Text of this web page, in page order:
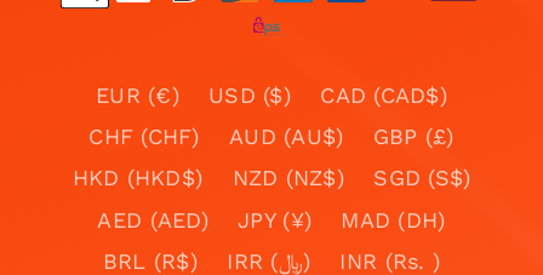
EUR (€) USD ($)
CAD (CAD$)
CHF (CHF)
AUD (AU$)
GBP (£)
HKD (HKD$)
NZD (NZ$)
SGD (S$)
AED (AED)
JPY (¥)
MAD (DH)
BRL (R$)
IRR (﷼)
INR (Rs. )